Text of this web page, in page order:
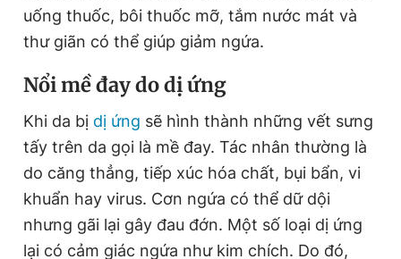
uống thuốc, bôi thuốc mỡ, tắm nước mát và
thư giãn có thể giúp giảm ngứa.
Nổi mề đay do dị ứng
Khi da bị dị ứng sẽ hình thành những vết sưng
tấy trên da gọi là mề đay. Tác nhân thường là
do căng thẳng, tiếp xúc hóa chất, bụi bẩn, vi
khuẩn hay virus. Cơn ngứa có thể dữ dội
nhưng gãi lại gây đau đớn. Một số loại dị ứng
lại có cảm giác ngứa như kim chích. Do đó,